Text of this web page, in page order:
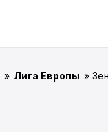
» Лига Европы »